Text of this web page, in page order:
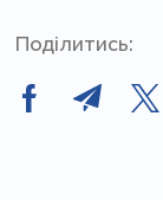
Поділитись: